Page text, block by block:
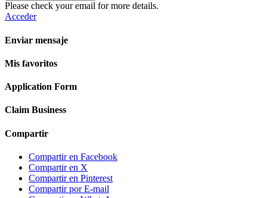
Please check your email for more details.
Acceder
Enviar mensaje
Mis favoritos
Application Form
Claim Business
Compartir
Compartir en Facebook
Compartir en X
Compartir en Pinterest
Compartir por E-mail